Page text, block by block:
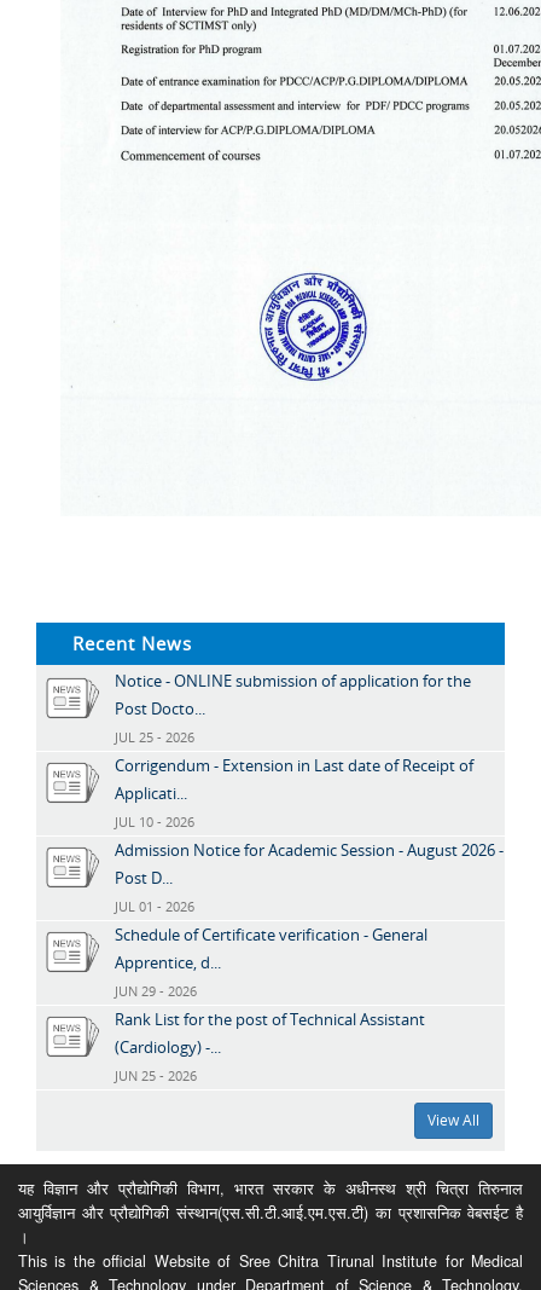
Recent News
Notice - ONLINE submission of application for the
Post Docto...
JUL 25 - 2026
Corrigendum - Extension in Last date of Receipt of
Applicati...
JUL 10 - 2026
Admission Notice for Academic Session - August 2026 -
Post D...
JUL 01 - 2026
Schedule of Certificate verification - General
Apprentice, d...
JUN 29 - 2026
Rank List for the post of Technical Assistant
(Cardiology) -...
JUN 25 - 2026
View All
यह विज्ञान और प्रौद्योगिकी विभाग, भारत सरकार के अधीनस्थ श्री चित्रा तिरुनाल
आयुर्विज्ञान और प्रौद्योगिकी संस्थान(एस.सी.टी.आई.एम.एस.टी) का प्रशासनिक वेबसईट है
।
This is the official Website of Sree Chitra Tirunal Institute for Medical
Sciences & Technology under Department of Science & Technology,